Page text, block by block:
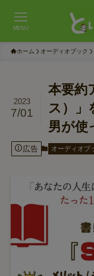
MENU
ホーム オーディオブック
本要約
ス）」
男が使
2023
7/01
広告 オーディオブ